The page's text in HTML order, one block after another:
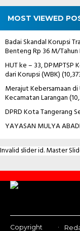
MOST VIEWED
Badai Skandal Korupsi
Benteng Rp 36 M/
HUT ke – 33,
dari Korupsi (WBK)
Merajut Kebersamaan
Kecamatan Larangan
DPRD Kota Tangerang
YAYASAN MULYA
Invalid slider id. Master
Contact
Us
Copyright